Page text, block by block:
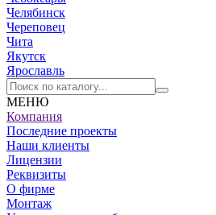
Челябинск
Череповец
Чита
Якутск
Ярославль
МЕНЮ
Компания
Последние проекты
Наши клиенты
Лицензии
Реквизиты
О фирме
Монтаж